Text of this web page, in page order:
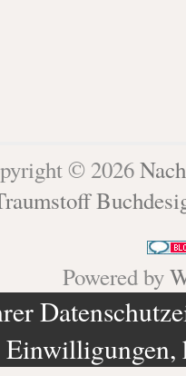
© 2026
Powered by